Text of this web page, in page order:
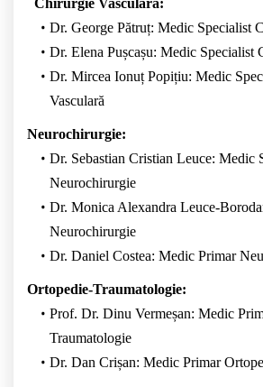
Chirurgie Vasculară:
Dr. George Pătruț: Medic Specialist
Dr. Elena Pușcașu: Medic Specialist
Dr. Mircea Ionuț Popițiu: Medic
Vasculară
Neurochirurgie:
Dr. Sebastian Cristian Leuce: Medic
Neurochirurgie
Dr. Monica Alexandra Leuce-
Neurochirurgie
Dr. Daniel Costea: Medic Primar
Ortopedie-Traumatologie:
Prof. Dr. Dinu Vermeșan: Medic
Traumatologie
Dr. Dan Crișan: Medic Primar